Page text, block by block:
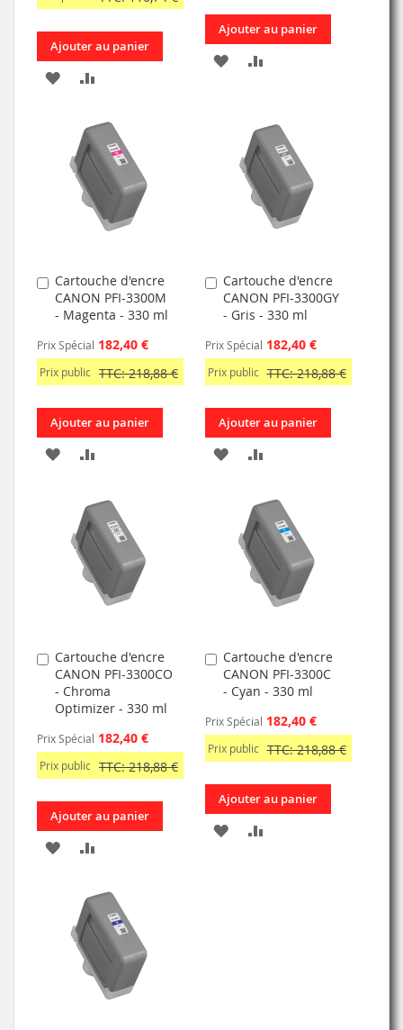
Ajouter au panier
AJOUTER
MA
LISTE
D’ENVIE
COMPARATEUR
Ajouter au panier
AJOUTER
LISTE
D’ENVIE
COMPARATEUR
Cartouche d'encre
CANON PFI-3300M
- Magenta - 330 ml
Prix Spécial 182,40 €
Prix public TTC: 218,88 €
Ajouter
au
panier
Ajouter au panier
AJOUTER
LISTE
D’ENVIE
COMPARATEUR
Cartouche d'encre
CANON PFI-3300GY
- Gris - 330 ml
Prix Spécial 182,40 €
Prix public TTC: 218,88 €
Ajouter
au
panier
Ajouter au panier
AJOUTER
MA
LISTE
D’ENVIE
COMPARATEUR
Cartouche d'encre
CANON PFI-3300CO
- Chroma
Optimizer - 330 ml
Prix Spécial 182,40 €
Prix public TTC: 218,88 €
Ajouter
au
panier
Ajouter au panier
AJOUTER
LISTE
D’ENVIE
COMPARATEUR
Cartouche d'encre
CANON PFI-3300C
- Cyan - 330 ml
Prix Spécial 182,40 €
Prix public TTC: 218,88 €
Ajouter
au
panier
Ajouter au panier
AJOUTER